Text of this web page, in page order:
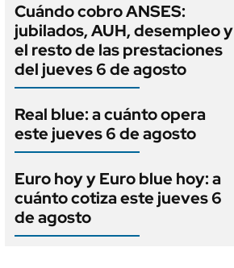
Cuándo cobro ANSES:
jubilados, AUH, desempleo y
el resto de las prestaciones
del jueves 6 de agosto
Real blue: a cuánto opera
este jueves 6 de agosto
Euro hoy y Euro blue hoy: a
cuánto cotiza este jueves 6
de agosto